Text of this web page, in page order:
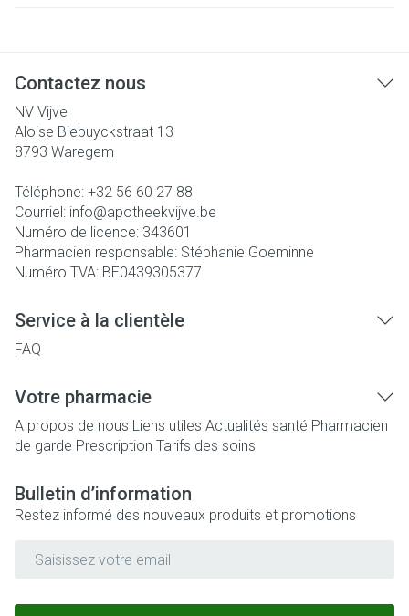
Contactez nous
NV Vijve
Aloise Biebuyckstraat 13
8793 Waregem
Téléphone: +32 56 60 27 88
Courriel: info@apotheekvijve.be
Numéro de licence: 343601
Pharmacien responsable: Stéphanie Goeminne
Numéro TVA: BE0439305377
Service à la clientèle
FAQ
Votre pharmacie
A propos de nous Liens utiles Actualités santé Pharmacien
de garde Prescription Tarifs des soins
Bulletin d’information
Restez informé des nouveaux produits et promotions